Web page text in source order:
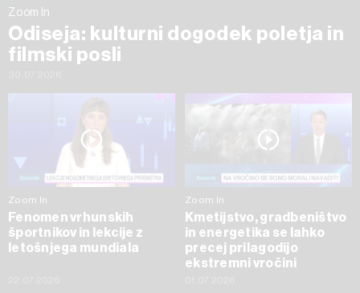
Zoom In
Odiseja: kulturni dogodek poletja in
filmski posli
Zoom In
Fenomen vrhunskih
športnikov in lekcije z
letošnjega mundiala
Zoom In
Kmetijstvo, gradbeništvo
in energetika se lahko
precej prilagodijo
ekstremni vročini